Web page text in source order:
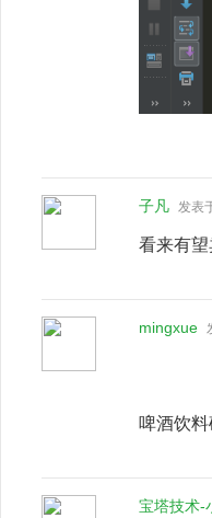
子凡 发表
看来有
mingxue
啤酒饮
宝塔技术-